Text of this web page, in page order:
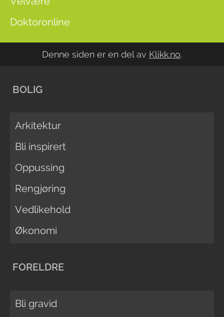
Doktoronline
Denne siden er en del av Klikk.no.
BOLIG
Arkitektur
Bli inspirert
Oppussing
Rengjøring
Vedlikehold
Økonomi
FORELDRE
Bli gravid